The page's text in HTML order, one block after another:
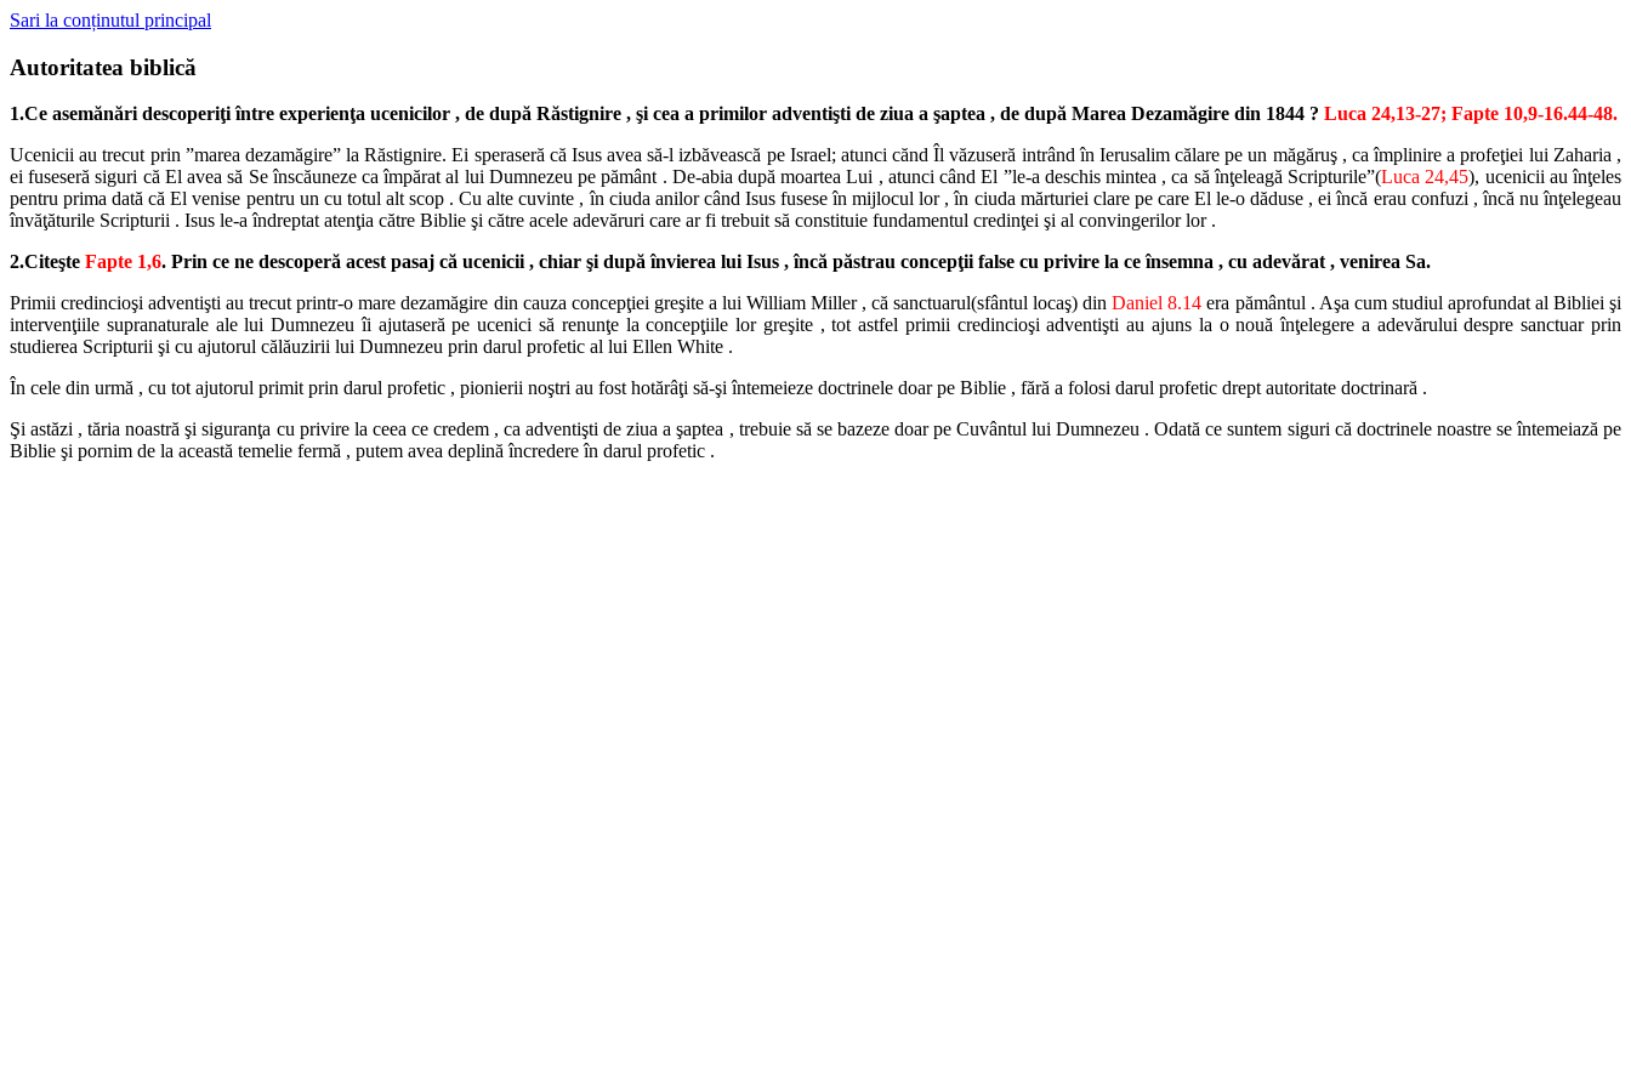
Sari la conținutul principal
Autoritatea biblică
1.Ce asemănări descoperiţi între experienţa ucenicilor , de după Răstignire , şi cea a primilor adventişti de ziua a şaptea , de după Marea Dezamăgire din 1844 ? Luca 24,13-27; Fapte 10,9-16.44-48.
Ucenicii au trecut prin ”marea dezamăgire” la Răstignire. Ei speraseră că Isus avea să-l izbăvească pe Israel; atunci cănd Îl văzuseră intrând în Ierusalim călare pe un măgăruş , ca împlinire a profeţiei lui Zaharia ,
ei fuseseră siguri că El avea să Se înscăuneze ca împărat al lui Dumnezeu pe pământ . De-abia după moartea Lui , atunci când El ”le-a deschis mintea , ca să înţeleagă Scripturile”(Luca 24,45), ucenicii au înţeles
pentru prima dată că El venise pentru un cu totul alt scop . Cu alte cuvinte , în ciuda anilor când Isus fusese în mijlocul lor , în ciuda mărturiei clare pe care El le-o dăduse , ei încă erau confuzi , încă nu înţelegeau
învăţăturile Scripturii . Isus le-a îndreptat atenţia către Biblie şi către acele adevăruri care ar fi trebuit să constituie fundamentul credinţei şi al convingerilor lor .
2.Citeşte Fapte 1,6. Prin ce ne descoperă acest pasaj că ucenicii , chiar şi după învierea lui Isus , încă păstrau concepţii false cu privire la ce însemna , cu adevărat , venirea Sa.
Primii credincioşi adventişti au trecut printr-o mare dezamăgire din cauza concepţiei greşite a lui William Miller , că sanctuarul(sfântul locaş) dinDaniel 8.14 era pământul . Aşa cum studiul aprofundat al Bibliei şi
intervenţiile supranaturale ale lui Dumnezeu îi ajutaseră pe ucenici să renunţe la concepţiile lor greşite , tot astfel primii credincioşi adventişti au ajuns la o nouă înţelegere a adevărului despre sanctuar prin
studierea Scripturii şi cu ajutorul călăuzirii lui Dumnezeu prin darul profetic al lui Ellen White .
În cele din urmă , cu tot ajutorul primit prin darul profetic , pionierii noştri au fost hotărâţi să-şi întemeieze doctrinele doar pe Biblie , fără a folosi darul profetic drept autoritate doctrinară .
Şi astăzi , tăria noastră şi siguranţa cu privire la ceea ce credem , ca adventişti de ziua a şaptea , trebuie să se bazeze doar pe Cuvântul lui Dumnezeu . Odată ce suntem siguri că doctrinele noastre se întemeiază pe
Biblie şi pornim de la această temelie fermă , putem avea deplină încredere în darul profetic .